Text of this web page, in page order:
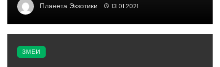
Планета Экзотики 13.01.2021
ЗМЕИ